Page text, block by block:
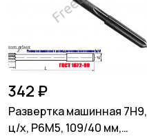
342 ₽
Развертка машинная 7Н9,
ц/х, Р6М5, 109/40 мм,